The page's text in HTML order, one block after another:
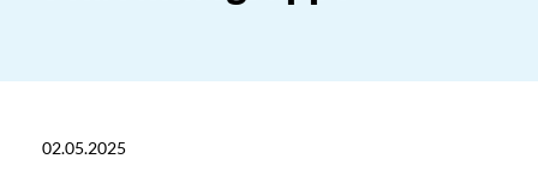
02.05.2025